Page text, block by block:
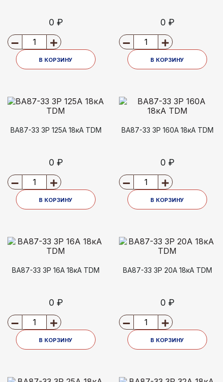
0 ₽
В КОРЗИНУ
0 ₽
В КОРЗИНУ
ВА87-33 3Р 125А 18кА TDM
0 ₽
В КОРЗИНУ
ВА87-33 3Р 160А 18кА TDM
0 ₽
В КОРЗИНУ
ВА87-33 3Р 16А 18кА TDM
0 ₽
В КОРЗИНУ
ВА87-33 3Р 20А 18кА TDM
0 ₽
В КОРЗИНУ